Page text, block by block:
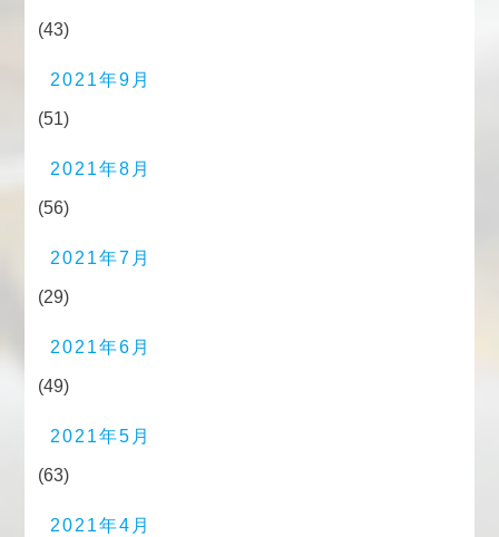
(43)
2021年9月
(51)
2021年8月
(56)
2021年7月
(29)
2021年6月
(49)
2021年5月
(63)
2021年4月